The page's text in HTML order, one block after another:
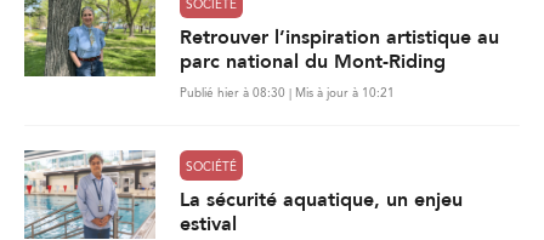
SOCIÉTÉ
Retrouver l’inspiration artistique au
parc national du Mont-Riding
Publié hier à 08:30 | Mis à jour à 10:21
SOCIÉTÉ
La sécurité aquatique, un enjeu
estival